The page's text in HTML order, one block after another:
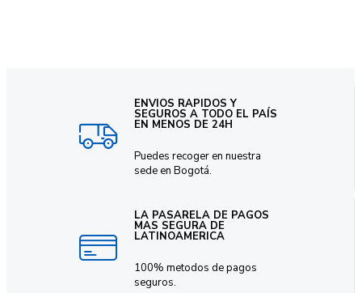
ENVIOS RAPIDOS Y
SEGUROS A TODO EL PAÍS
EN MENOS DE 24H
Puedes recoger en nuestra
sede en Bogotá.
LA PASARELA DE PAGOS
MAS SEGURA DE
LATINOAMERICA
100% metodos de pagos
seguros.